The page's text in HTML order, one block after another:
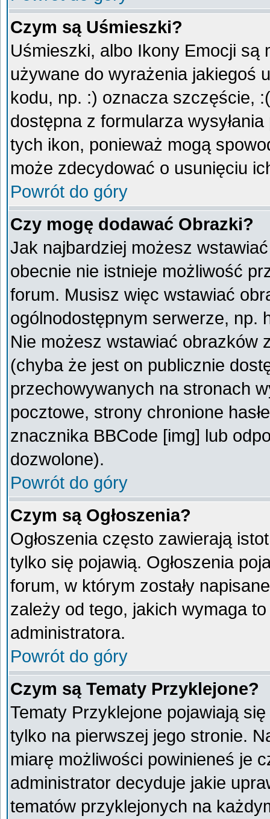
Czym są Uśmieszki?
Uśmieszki, albo Ikony Emocji są
używane do wyrażenia jakiegoś
kodu, np. :) oznacza szczęście,
dostępna z formularza
tych ikon, ponieważ mogą
może zdecydować o usunięciu
Powrót do góry
Czy mogę dodawać Obrazki?
Jak najbardziej możesz
obecnie nie istnieje możliwość
forum. Musisz więc wstawiać
ogólnodostępnym serwerze, np.
Nie możesz wstawiać obrazków
(chyba że jest on publicznie
przechowywanych na stronach
pocztowe, strony chronione
znacznika BBCode [img] lub
dozwolone).
Powrót do góry
Czym są Ogłoszenia?
Ogłoszenia często zawierają
tylko się pojawią. Ogłoszenia
forum, w którym zostały
zależy od tego, jakich wymaga
administratora.
Powrót do góry
Czym są Tematy Przyklejone?
Tematy Przyklejone pojawiają
tylko na pierwszej jego stronie.
miarę możliwości powinieneś je
administrator decyduje jakie
tematów przyklejonych na